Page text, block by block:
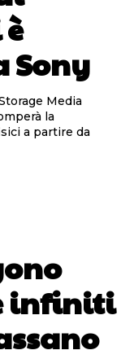
Sony
Media
la
a partire da
infiniti